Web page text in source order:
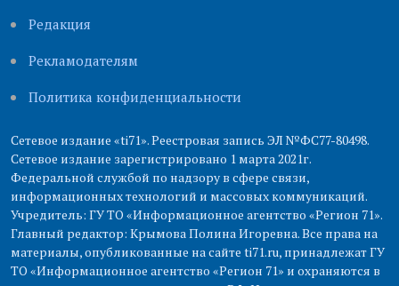
Редакция
Рекламодателям
Политика конфиденциальности
Сетевое издание «ti71». Реестровая запись ЭЛ №ФС77-80498.
Сетевое издание зарегистрировано 1 марта 2021г.
Федеральной службой по надзору в сфере связи,
информационных технологий и массовых коммуникаций.
Учредитель: ГУ ТО «Информационное агентство «Регион 71».
Главный редактор: Крымова Полина Игоревна. Все права на
материалы, опубликованные на сайте ti71.ru, принадлежат ГУ
ТО «Информационное агентство «Регион 71» и охраняются в